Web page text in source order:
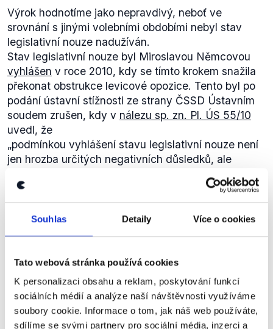
Souhlas Detaily Více o cookies
Tato webová stránka používá cookies
K personalizaci obsahu a reklam, poskytování funkcí
sociálních médií a analýze naší návštěvnosti využíváme
soubory cookie. Informace o tom, jak náš web používáte,
sdílíme se svými partnery pro sociální média, inzerci a
námitkách poslance proti rozhodnutí o odnětí slova
rozhodne Sněmovna bez rozpravy."
Věci veřejné již předem oznámily, že se pokusí o
obstrukce ohledně zákona. Každý člen
poslaneckého klubu Věcí veřejných během tohoto
jednání měl možnost se k zákonu vyjádřit a každý
mluvil dvakrát deset minut (Sněmovna si v tomto
bodě ohlasovala toto omezení řečnické doby).
Jednání toho dne skončilopo osmi hodinách.
Výrok hodnotíme jako nepravdivý, neboť ve
srovnání s jinými volebními obdobími nebyl stav
legislativní nouze nadužíván.
Stav legislativní nouze byl Miroslavou Němcovou
vyhlášen v roce 2010, kdy se tímto krokem snažila
překonat obstrukce levicové opozice. Tento byl po
podání ústavní stížnosti ze strany ČSSD Ústavním
soudem zrušen, kdy v nálezu sp. zn. Pl. ÚS 55/10
uvedl, že
„podmínkou vyhlášení stavu legislativní nouze není
jen hrozba určitých negativních důsledků, ale
potenciál ohrozit základní práva a svobody
zásadním způsobem anebo kdy státu hrozí značné
hospodářské škody (§ 99 odst. 1 JŘPS). Za
okolnost, která se zjevně vymyká běžnému průběhu
politických procesů vnitřních i vnějších, anebo může
jít o okolnost, kterou představují přírodní katastrofy.“
Podruhé legislativní nouzi
vyhlásila
Miroslava
Němcová na sklonku roku 2012. Celkově bylo v
ANO
(pokr. předchozího výroku): A já
jsem si včera nastudoval
rozsudek ústavního soudu, který